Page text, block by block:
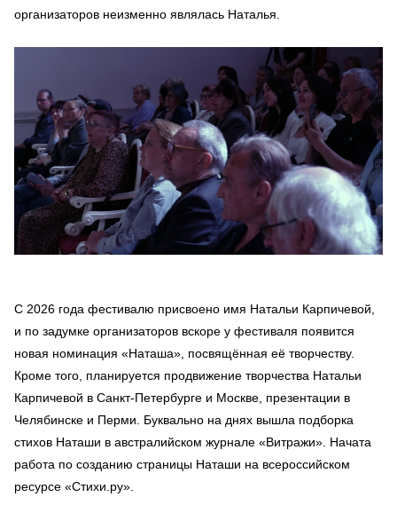
организаторов неизменно являлась Наталья.
С 2026 года фестивалю присвоено имя Натальи Карпичевой,
и по задумке организаторов вскоре у фестиваля появится
новая номинация «Наташа», посвящённая её творчеству.
Кроме того, планируется продвижение творчества Натальи
Карпичевой в Санкт-Петербурге и Москве, презентации в
Челябинске и Перми. Буквально на днях вышла подборка
стихов Наташи в австралийском журнале «Витражи». Начата
работа по созданию страницы Наташи на всероссийском
ресурсе «Стихи.ру».